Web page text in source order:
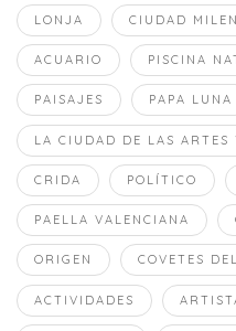
LONJA CIUDAD
ACUARIO PISCINA
PAISAJES PAPA LUNA
LA CIUDAD DE LAS ARTES
CRIDA POLÍTICO
PAELLA VALENCIANA
ORIGEN COVETES
ACTIVIDADES